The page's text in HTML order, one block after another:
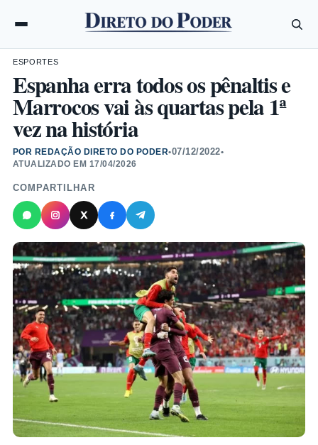
ESPORTES
Espanha erra todos os pênaltis e
Marrocos vai às quartas pela 1ª
vez na história
POR REDAÇÃO DIRETO DO PODER•07/12/2022•
ATUALIZADO EM 17/04/2026
COMPARTILHAR